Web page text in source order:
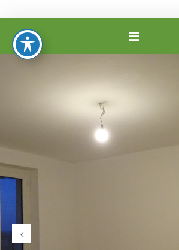
Navigation
umschalten